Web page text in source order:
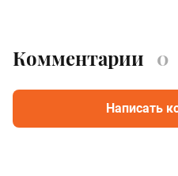
Комментарии 0
Написать